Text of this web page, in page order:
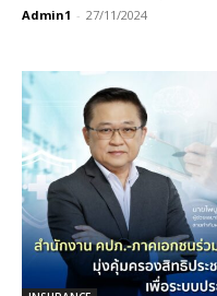
Admin1 - 27/11/2024